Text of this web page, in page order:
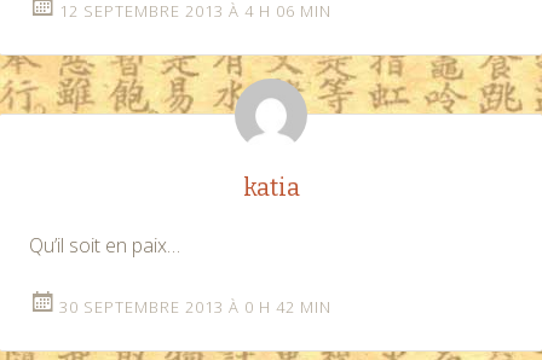
12 SEPTEMBRE 2013 À 4 H 06 MIN
katia
Qu’il soit en paix…
30 SEPTEMBRE 2013 À 0 H 42 MIN